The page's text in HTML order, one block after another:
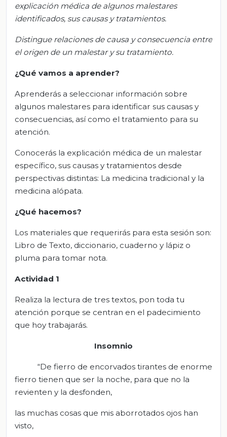
explicación médica de algunos malestares
identificados, sus causas y tratamientos.
Distingue relaciones de causa y consecuencia entre
el origen de un malestar y su tratamiento.
¿Qué vamos a aprender?
Aprenderás a seleccionar información sobre
algunos malestares para identificar sus causas y
consecuencias, así como el tratamiento para su
atención.
Conocerás la explicación médica de un malestar
específico, sus causas y tratamientos desde
perspectivas distintas: La medicina tradicional y la
medicina alópata.
¿Qué hacemos?
Los materiales que requerirás para esta sesión son:
Libro de Texto, diccionario, cuaderno y lápiz o
pluma para tomar nota.
Actividad 1
Realiza la lectura de tres textos, pon toda tu
atención porque se centran en el padecimiento
que hoy trabajarás.
Insomnio
“De fierro de encorvados tirantes de enorme
fierro tienen que ser la noche, para que no la
revienten y la desfonden,
las muchas cosas que mis aborrotados ojos han
visto,